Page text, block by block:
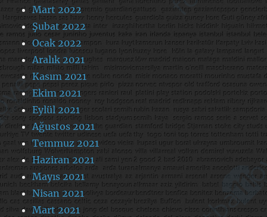
Mart 2022
Şubat 2022
Ocak 2022
Aralık 2021
Kasım 2021
Ekim 2021
Eylül 2021
Ağustos 2021
Temmuz 2021
Haziran 2021
Mayıs 2021
Nisan 2021
Mart 2021